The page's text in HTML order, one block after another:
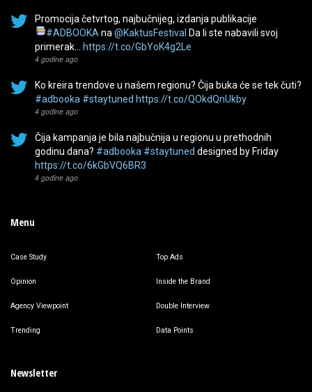
Promocija četvrtog, najbučnijeg, izdanja publikacije
#ADBOOKA na @KaktusFestival Da li ste nabavili svoj
primerak…
https://t.co/GbYoK4g2Le
4 godine ago
Ko kreira trendove u našem regionu? Čija buka će se tek čuti?
#adbooka #staytuned https://t.co/QOkdQnUkby
4 godine ago
Čija kampanja je bila najbučnija u regionu u prethodnih
godinu dana? #adbooka #staytuned designed by Friday
https://t.co/6kGbVQ6BR3
4 godine ago
Menu
Case Study Top Ads
Opinion Inside the Brand
Agency Viewpoint Double Interview
Trending Data Points
Newsletter